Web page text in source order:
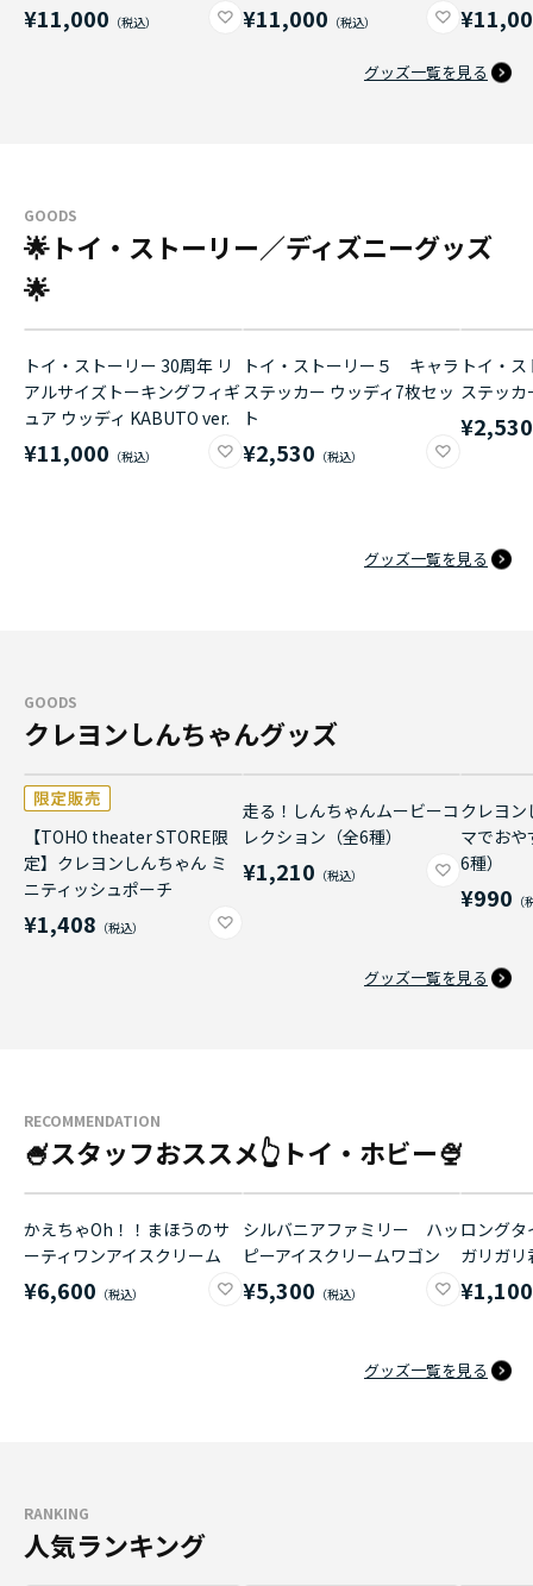
¥11,000 ¥11,000
グッズ一覧を見る
GOODS
🌟トイ・ストーリー／ディズニーグッズ
🌟
トイ・ストーリー 30周年 リ
アルサイズトーキングフィギ
ュア ウッディ KABUTO ver.
¥11,000
トイ・ストーリー５ キャラ
ステッカー ウッディ7枚セッ
ト
¥2,530
トイ・
ステッ
¥2,530
グッズ一覧を見る
GOODS
クレヨンしんちゃんグッズ
【TOHO theater STORE限
定】クレヨンしんちゃん ミ
ニティッシュポーチ
¥1,408
走る！しんちゃんムービーコ
レクション（全6種）
¥1,210
クレヨ
マでお
6種）
¥990
グッズ一覧を見る
RECOMMENDATION
🍧スタッフおススメ👆トイ・ホビー🍨
かえちゃOh！！まほうのサ
ーティワンアイスクリーム
¥6,600
シルバニアファミリー ハッ
ピーアイスクリームワゴン
¥5,300
ロング
ガリガ
¥1,100
グッズ一覧を見る
RANKING
人気ランキング